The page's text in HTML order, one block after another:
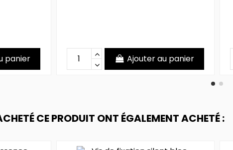
panier Ajouter au panier
CE PRODUIT ONT ÉGALEMENT ACHETÉ :